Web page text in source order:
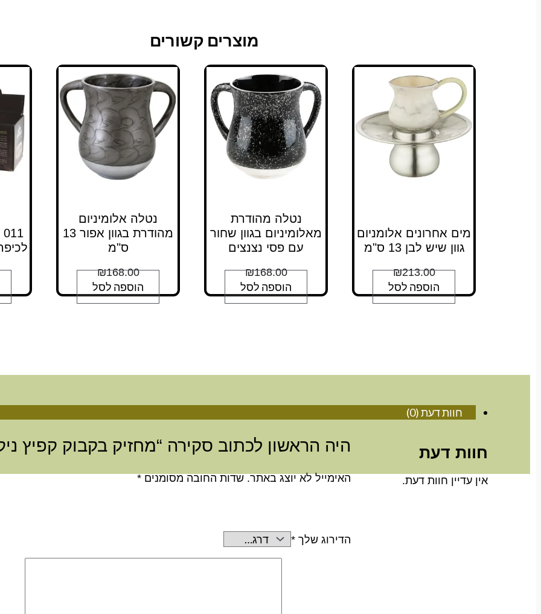
מוצרים קשורים
מים אחרונים אלומניום
גוון שיש לבן 13 ס"מ
₪213.00
הוספה לסל
נטלה מהודרת
מאלומיניום בגוון שחור
עם פסי נצנצים
₪168.00
הוספה לסל
נטלה אלומיניום
מהודרת בגוון אפור 13
ס"מ
₪168.00
הוספה לסל
חוות דעת (0)
חוות דעת
אין עדיין חוות דעת.
היה הראשון לכתוב סקירה “מחזיק בקבוק קפיץ
האימייל לא יוצג באתר. שדות החובה מסומנים *
הדירוג שלך *